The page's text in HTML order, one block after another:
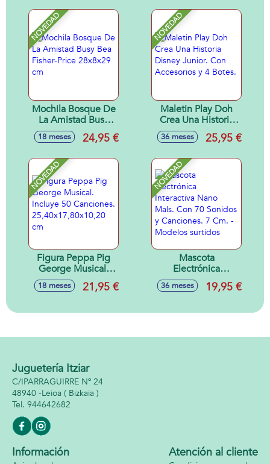
NOVEDAD
Mochila Bosque De
La Amistad Busy
Bea Fisher-Price
28x8x29 cm
18 meses 24,95 €
NOVEDAD
Maletin Play Doh
Crea Una Historia
Disney Junior. Con
Accesorios y 4
36 meses 25,95 €
NOVEDAD
Figura Peppa Pig
George Musical.
Incluye 50
Canciones.
cm
18 meses 21,95 €
NOVEDAD
Mascota
Electrónica
Interactiva Nano
Mals. Con 70
Canciones. 7 Cm. -
36 meses 19,95 €
Juguetería Itziar
C/IPARRAGUIRRE Nº 24
48940 -Leioa ( Bizkaia )
944642682
Información Atención al cliente